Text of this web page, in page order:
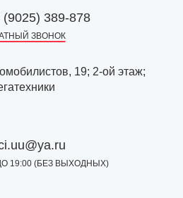
(9025) 389-878
ЗВОНОК
19; 2-ой этаж;
19:00 (БЕЗ ВЫХОДНЫХ)